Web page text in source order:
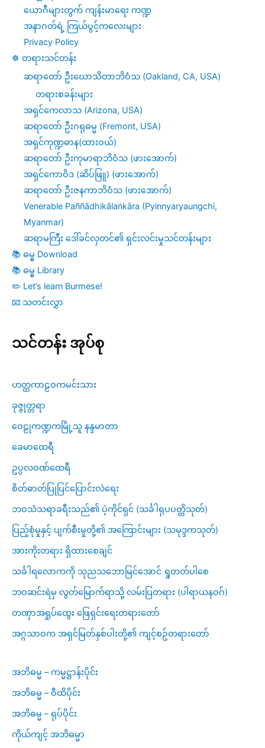
ယောဂီများတွက် ကျန်းမာရေး ကဏ္ဍ
အနာဂတ်ရဲ့ ကြယ်ပွင့်ကလေးများ
Privacy Policy
☸️ တရားသင်တန်း
ဆရာတော် ဦးဃောသိတာဘိဝံသ (Oakland, CA, USA)
တရားစခန်းများ
အရှင်ကေလာသ (Arizona, USA)
ဆရာတော် ဦးဂရုဓမ္မ (Fremont, USA)
အရှင်ကုဏ္ဍဓာန(ထားဝယ်)
ဆရာတော် ဦးကုမာရာဘိဝံသ (ဖားအောက်)
အရှင်ကောဝိဒ (ဆိပ်ဖြူ) (ဖားအောက်)
ဆရာတော် ဦးဇနကာဘိဝံသ (ဖားအောက်)
Venerable Paññādhikālaṅkāra (Pyinnyaryaungchi,
Myanmar)
ဆရာမကြီး ဒေါ်ခင်လှတင်၏ ရှင်းလင်းမှုသင်တန်းများ
📚 ဓမ္ဓ Download
📚 ဓမ္ဓ Library
✏️ Let’s learn Burmese!
📧 သတင်းလွှာ
သင်တန်း အုပ်စု
ဟတ္ထကာဠဝကမင်းသား
ခုဇ္ဇုတ္တရာ
ဝေဠုကဏ္ဍကမြို့သူ နန္ဒမာတာ
ခေမာထေရီ
ဥပ္ပလဝဏ်ထေရီ
စိတ်ဓာတ်ပြုပြင်ပြောင်းလဲရေး
ဘဝသံသရာခရီးသည်၏ ပဲ့ကိုင်ရှင် (သင်္ခါရုပပတ္တိသုတ်)
ပြည့်စုံမှုနှင့် ပျက်စီးမှုတို့၏ အကြောင်းများ (သမုဒ္ဒကသုတ်)
အားကိုးတရား ရှိထားစေချင်
သင်္ခါရလောကကို သုညသဘောမြင်အောင် ရှုတတ်ပါစေ
ဘဝဆင်းရဲမှ လွတ်မြောက်ရာသို့ လမ်းပြတရား (ပါရာယနဝဂ်)
တဏှာအရှုပ်ထွေး ဖြေရှင်းရေးတရားတော်
အဂ္ဂသာဝက အရှင်မြတ်နှစ်ပါးတို့၏ ကျင့်စဥ်တရားတော်
အဘိဓမ္မ – ကမ္မဋ္ဌာန်းပိုင်း
အဘိဓမ္မ – ဝီထိပိုင်း
အဘိဓမ္မ – ရုပ်ပိုင်း
ကိုယ်ကျင့် အဘိဓမ္မာ